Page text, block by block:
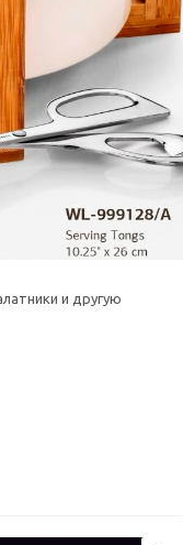
и другую